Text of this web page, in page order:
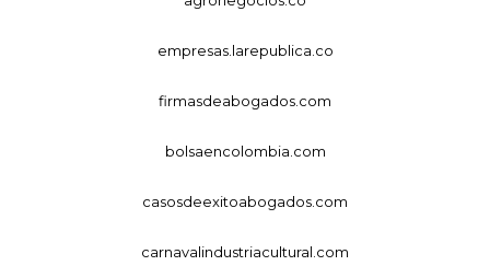
empresas.larepublica.co
firmasdeabogados.com
bolsaencolombia.com
casosdeexitoabogados.com
carnavalindustriacultural.com